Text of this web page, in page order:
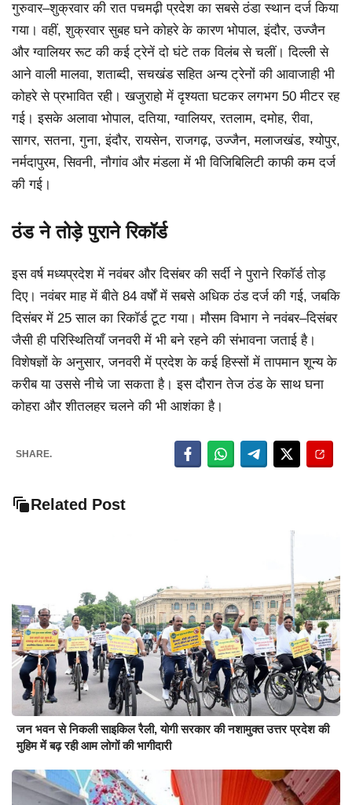
गुरुवार–शुक्रवार की रात पचमढ़ी प्रदेश का सबसे ठंडा स्थान दर्ज किया
गया। वहीं, शुक्रवार सुबह घने कोहरे के कारण भोपाल, इंदौर, उज्जैन
और ग्वालियर रूट की कई ट्रेनें दो घंटे तक विलंब से चलीं। दिल्ली से
आने वाली मालवा, शताब्दी, सचखंड सहित अन्य ट्रेनों की आवाजाही भी
कोहरे से प्रभावित रही। खजुराहो में दृश्यता घटकर लगभग 50 मीटर रह
गई। इसके अलावा भोपाल, दतिया, ग्वालियर, रतलाम, दमोह, रीवा,
सागर, सतना, गुना, इंदौर, रायसेन, राजगढ़, उज्जैन, मलाजखंड, श्योपुर,
नर्मदापुरम, सिवनी, नौगांव और मंडला में भी विजिबिलिटी काफी कम दर्ज
की गई।
ठंड ने तोड़े पुराने रिकॉर्ड
इस वर्ष मध्यप्रदेश में नवंबर और दिसंबर की सर्दी ने पुराने रिकॉर्ड तोड़
दिए। नवंबर माह में बीते 84 वर्षों में सबसे अधिक ठंड दर्ज की गई, जबकि
दिसंबर में 25 साल का रिकॉर्ड टूट गया। मौसम विभाग ने नवंबर–दिसंबर
जैसी ही परिस्थितियाँ जनवरी में भी बने रहने की संभावना जताई है।
विशेषज्ञों के अनुसार, जनवरी में प्रदेश के कई हिस्सों में तापमान शून्य के
करीब या उससे नीचे जा सकता है। इस दौरान तेज ठंड के साथ घना
कोहरा और शीतलहर चलने की भी आशंका है।
SHARE.
Related Post
जन भवन से निकली साइकिल रैली, योगी सरकार की नशामुक्त उत्तर प्रदेश की
मुहिम में बढ़ रही आम लोगों की भागीदारी